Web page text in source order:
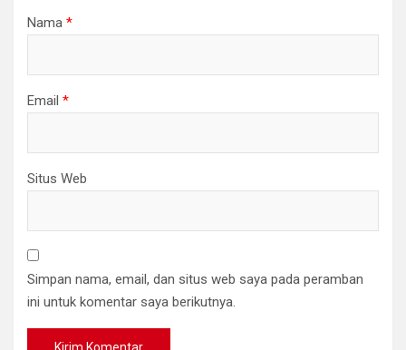
Nama *
Email *
Situs Web
Simpan nama, email, dan situs web saya pada peramban
ini untuk komentar saya berikutnya.